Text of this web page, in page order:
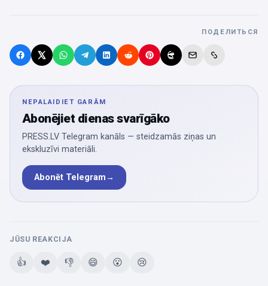
ПОДЕЛИТЬСЯ
NEPALAIDIET GARĀM
Abonējiet dienas svarīgāko
PRESS.LV Telegram kanāls — steidzamās ziņas un
ekskluzīvi materiāli.
Abonēt Telegram→
JŪSU REAKCIJA
👍 ❤️ 👎 😄 😮 😢